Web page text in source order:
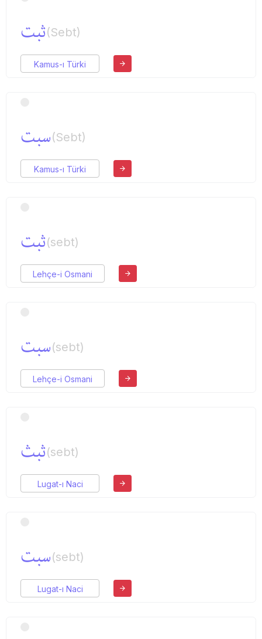
ثبت(Sebt)
Kamus-ı Türki
سبت(Sebt)
Kamus-ı Türki
ثبت(sebt)
Lehçe-i Osmani
سبت(sebt)
Lehçe-i Osmani
ثبث(sebt)
Lugat-ı Naci
سبت(sebt)
Lugat-ı Naci